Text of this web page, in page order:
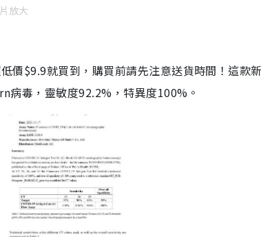
放大
價$9.9就買到，購買前請先注意送貨時間！這款
毒，靈敏度92.2%，特異度100%。